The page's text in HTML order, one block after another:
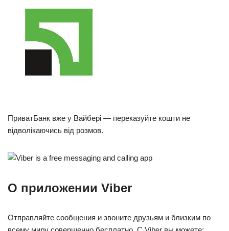
ПриватБанк вже у Вайбері — переказуйте кошти не
відволікаючись від розмов.
О приложении Viber
Отправляйте сообщения и звоните друзьям и близким по